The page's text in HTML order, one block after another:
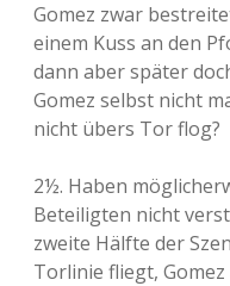
Gomez zwar
einem Kuss an den
dann aber später
Gomez selbst nicht
nicht übers Tor flog?
2½. Haben
Beteiligten nicht
zweite Hälfte der
Torlinie fliegt,